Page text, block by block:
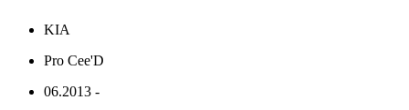
KIA
Pro Cee'D
06.2013 -